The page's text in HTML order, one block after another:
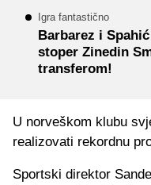
Igra fantastično
Barbarez i
stoper Zinedin
transferom!
U norveškom klubu
realizovati rekordnu
Sportski direktor